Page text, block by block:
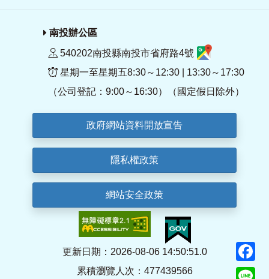
南投辦公區
540202南投縣南投市省府路4號
星期一至星期五8:30～12:30 | 13:30～17:30
（公司登記：9:00～16:30）（國定假日除外）
政府網站資料開放宣告
隱私權政策
網站安全政策
更新日期：2026-08-06 14:50:51.0
累積瀏覽人次：477439566